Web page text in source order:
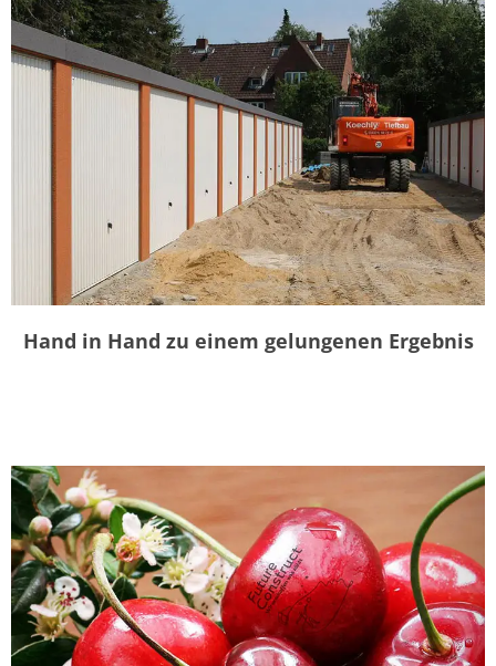
Hand in Hand zu einem gelungenen Ergebnis